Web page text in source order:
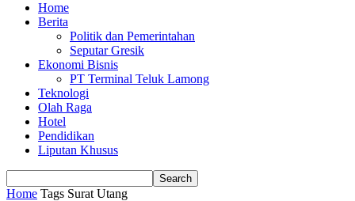
Home
Berita
Politik dan Pemerintahan
Seputar Gresik
Ekonomi Bisnis
PT Terminal Teluk Lamong
Teknologi
Olah Raga
Hotel
Pendidikan
Liputan Khusus
Home Tags Surat Utang